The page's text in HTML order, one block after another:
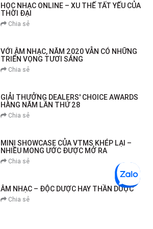
HỌC NHẠC ONLINE – XU THẾ TẤT YẾU CỦA
THỜI ĐẠI
Chia sẻ
VỚI ÂM NHẠC, NĂM 2020 VẪN CÓ NHỮNG
TRIỂN VỌNG TƯƠI SÁNG
Chia sẻ
GIẢI THƯỞNG DEALERS' CHOICE AWARDS
HÀNG NĂM LẦN THỨ 28
Chia sẻ
MINI SHOWCASE CỦA VTMS KHÉP LẠI –
NHIỀU MONG ƯỚC ĐƯỢC MỞ RA
Chia sẻ
ÂM NHẠC – ĐỘC DƯỢC HAY THẦN DƯỢC
Chia sẻ